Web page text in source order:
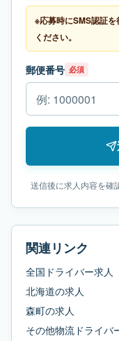
※応募時にSMS認証
ください。
郵便番号 必須
送信後に求人内容を確
関連リンク
全国ドライバー求人
北海道の求人
森町の求人
その他物流ドライバ